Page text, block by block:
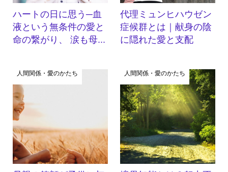
ハートの日に思う─血
液という無条件の愛と
命の繋がり、 涙も母...
代理ミュンヒハウゼン
症候群とは｜献身の陰
に隠れた愛と支配
人間関係・愛のかたち 人間関係・愛のかたち